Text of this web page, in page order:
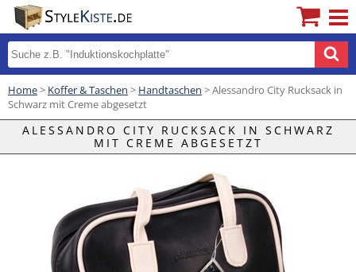
Home> Koffer & Taschen > Handtaschen > Alessandro City Rucksack in
Schwarz mit Creme abgesetzt
ALESSANDRO CITY RUCKSACK IN SCHWARZ
MIT CREME ABGESETZT